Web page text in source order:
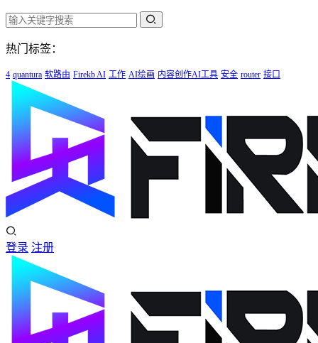
热门标签：
4 quantura 软路由 Firekb AI 工作 AI绘画 内容创作AI工具 安全 router 接口
登录 注册